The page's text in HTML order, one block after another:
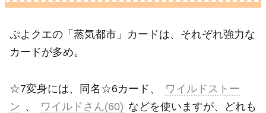
ぷよクエの「蒸気都市」カードは、それぞれ強力な
カードが多め。
☆7変身には、同名☆6カード、
ワイルドストー
ン 、 ワイルドさん(60) などを使いますが、どれも